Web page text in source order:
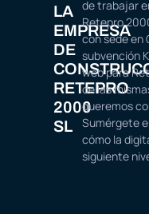
LA
EMPRESA
DE
RETEPRO
2000
SL
de trabajar
Retepro
con sede en
subvención
web para
de las
queremos
Sumérgete
cómo la
siguiente